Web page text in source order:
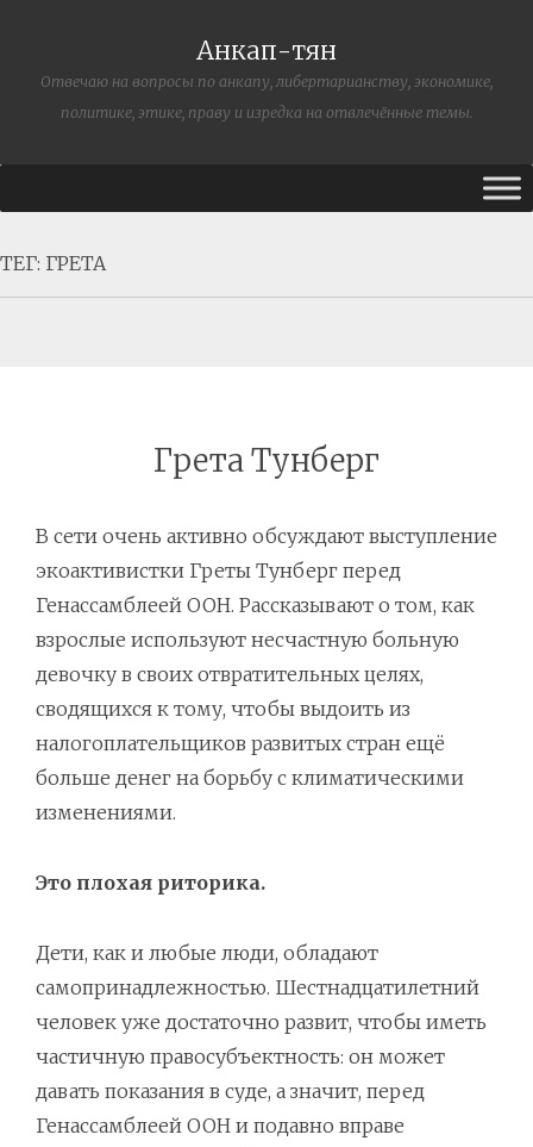
Анкап-тян
Отвечаю на вопросы по анкапу, либертарианству, экономике,
политике, этике, праву и изредка на отвлечённые темы.
ТЕГ: ГРЕТА
Грета Тунберг
В сети очень активно обсуждают выступление
экоактивистки Греты Тунберг перед
Генассамблеей ООН. Рассказывают о том, как
взрослые используют несчастную больную
девочку в своих отвратительных целях,
сводящихся к тому, чтобы выдоить из
налогоплательщиков развитых стран ещё
больше денег на борьбу с климатическими
изменениями.
Это плохая риторика.
Дети, как и любые люди, обладают
самопринадлежностью. Шестнадцатилетний
человек уже достаточно развит, чтобы иметь
частичную правосубъектность: он может
давать показания в суде, а значит, перед
Генассамблеей ООН и подавно вправе